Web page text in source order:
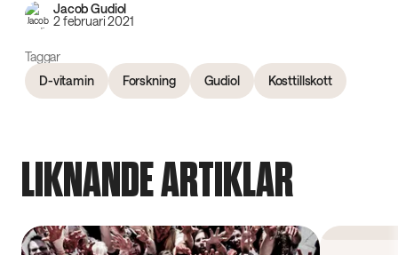
Jacob Gudiol
2 februari 2021
Taggar
D-vitamin
Forskning Gudiol Kosttillskott
LIKNANDE ARTIKLAR